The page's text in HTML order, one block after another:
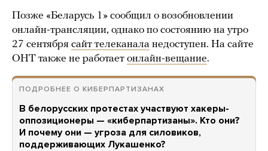
Позже «Беларусь 1» сообщил о возобновлении
онлайн-трансляции, однако по состоянию на утро
27 сентября сайт телеканала недоступен. На сайте
ОНТ также не работает онлайн-вещание.
ПОДРОБНЕЕ О КИБЕРПАРТИЗАНАХ
В белорусских протестах участвуют хакеры-
оппозиционеры — «киберпартизаны». Кто они?
И почему они — угроза для силовиков,
поддерживающих Лукашенко?